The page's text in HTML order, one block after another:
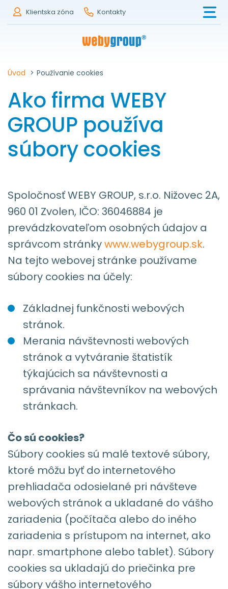
Klientska zóna Kontakty
Úvod > Používanie cookies
Ako firma WEBY
GROUP používa
súbory cookies
Spoločnosť WEBY GROUP, s.r.o. Nižovec 2A,
960 01 Zvolen, IČO: 36046884 je
prevádzkovateľom osobných údajov a
správcom stránkywww.webygroup.sk.
Na tejto webovej stránke používame
súbory cookies na účely:
Základnej funkčnosti webových
stránok.
Merania návštevnosti webových
stránok a vytváranie štatistík
týkajúcich sa návštevnosti a
správania návštevníkov na webových
stránkach.
Čo sú cookies?
Súbory cookies sú malé textové súbory,
ktoré môžu byť do internetového
prehliadača odosielané pri návšteve
webových stránok a ukladané do vášho
zariadenia (počítača alebo do iného
zariadenia s prístupom na internet, ako
napr. smartphone alebo tablet). Súbory
cookies sa ukladajú do priečinka pre
súbory vášho internetového